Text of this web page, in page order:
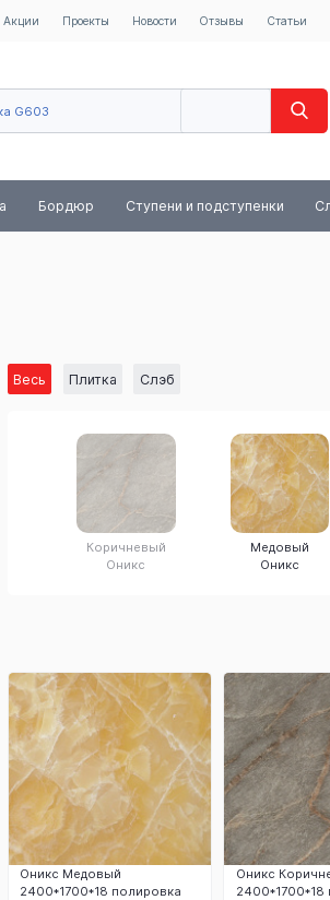
Акции Проекты Новости Отзывы Статьи
G603
Бордюр Ступени и подступенки
Весь Плитка Слэб
Коричневый
Оникс
Медовый
Оникс
Оникс Медовый
2400*1700*18 полировка
Оникс
2400*1700*18